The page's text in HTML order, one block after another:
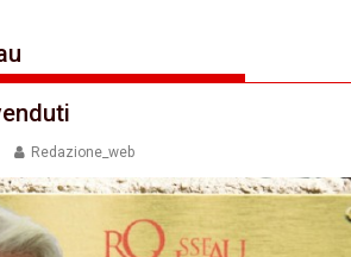
Redazione_web